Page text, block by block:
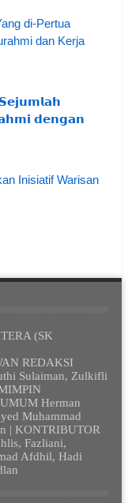
di-Pertua
dan Kerja
𝗱𝗲𝗻𝗴𝗮𝗻
Inisiatif Warisan
(SK
REDAKSI
Sulaiman, Zulkifli
Herman
Muhammad
| KONTRIBUTOR
Fazliani,
Afdhil, Hadi